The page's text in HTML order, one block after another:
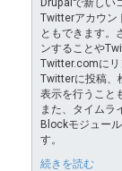
Twitterアカウン
ともできます。
ンすることや
Twitter.comにリ
Twitterに投稿、
表示を行うこと
また、タイムラ
Blockモジュー
す。
続きを読む